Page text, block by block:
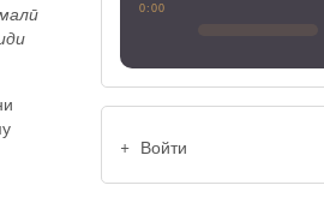
0:00
ACCOUNT
MENU
Войти